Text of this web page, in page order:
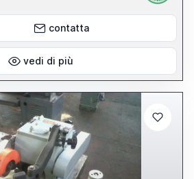
funzionante e con manutenzione
(magazzino utensili, evacuatore di
stato. contatta
vedi di più